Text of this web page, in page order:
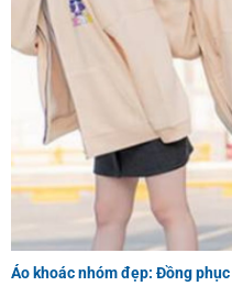
Áo khoác nhóm đẹp: Đồng